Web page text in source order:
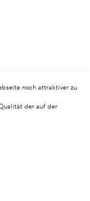
noch attraktiver zu
der auf der